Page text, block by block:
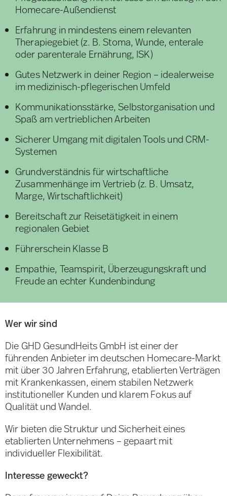
Homecare-Außendienst
Erfahrung in mindestens einem relevanten
Therapiegebiet (z. B. Stoma, Wunde, enterale
oder parenterale Ernährung, ISK)
Gutes Netzwerk in deiner Region – idealerweise
im medizinisch-pflegerischen Umfeld
Kommunikationsstärke, Selbstorganisation und
Spaß am vertrieblichen Arbeiten
Sicherer Umgang mit digitalen Tools und CRM-
Systemen
Grundverständnis für wirtschaftliche
Zusammenhänge im Vertrieb (z. B. Umsatz,
Marge, Wirtschaftlichkeit)
Bereitschaft zur Reisetätigkeit in einem
regionalen Gebiet
Führerschein Klasse B
Empathie, Teamspirit, Überzeugungskraft und
Freude an echter Kundenbindung
Wer wir sind
Die GHD GesundHeits GmbH ist einer der
führenden Anbieter im deutschen Homecare-Markt
mit über 30 Jahren Erfahrung, etablierten Verträgen
mit Krankenkassen, einem stabilen Netzwerk
institutioneller Kunden und klarem Fokus auf
Qualität und Wandel.
Wir bieten die Struktur und Sicherheit eines
etablierten Unternehmens – gepaart mit
individueller Flexibilität.
Interesse geweckt?